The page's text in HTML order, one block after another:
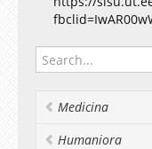
presentation
the
The event is
PER ASPERA).
Medicina
Humaniora